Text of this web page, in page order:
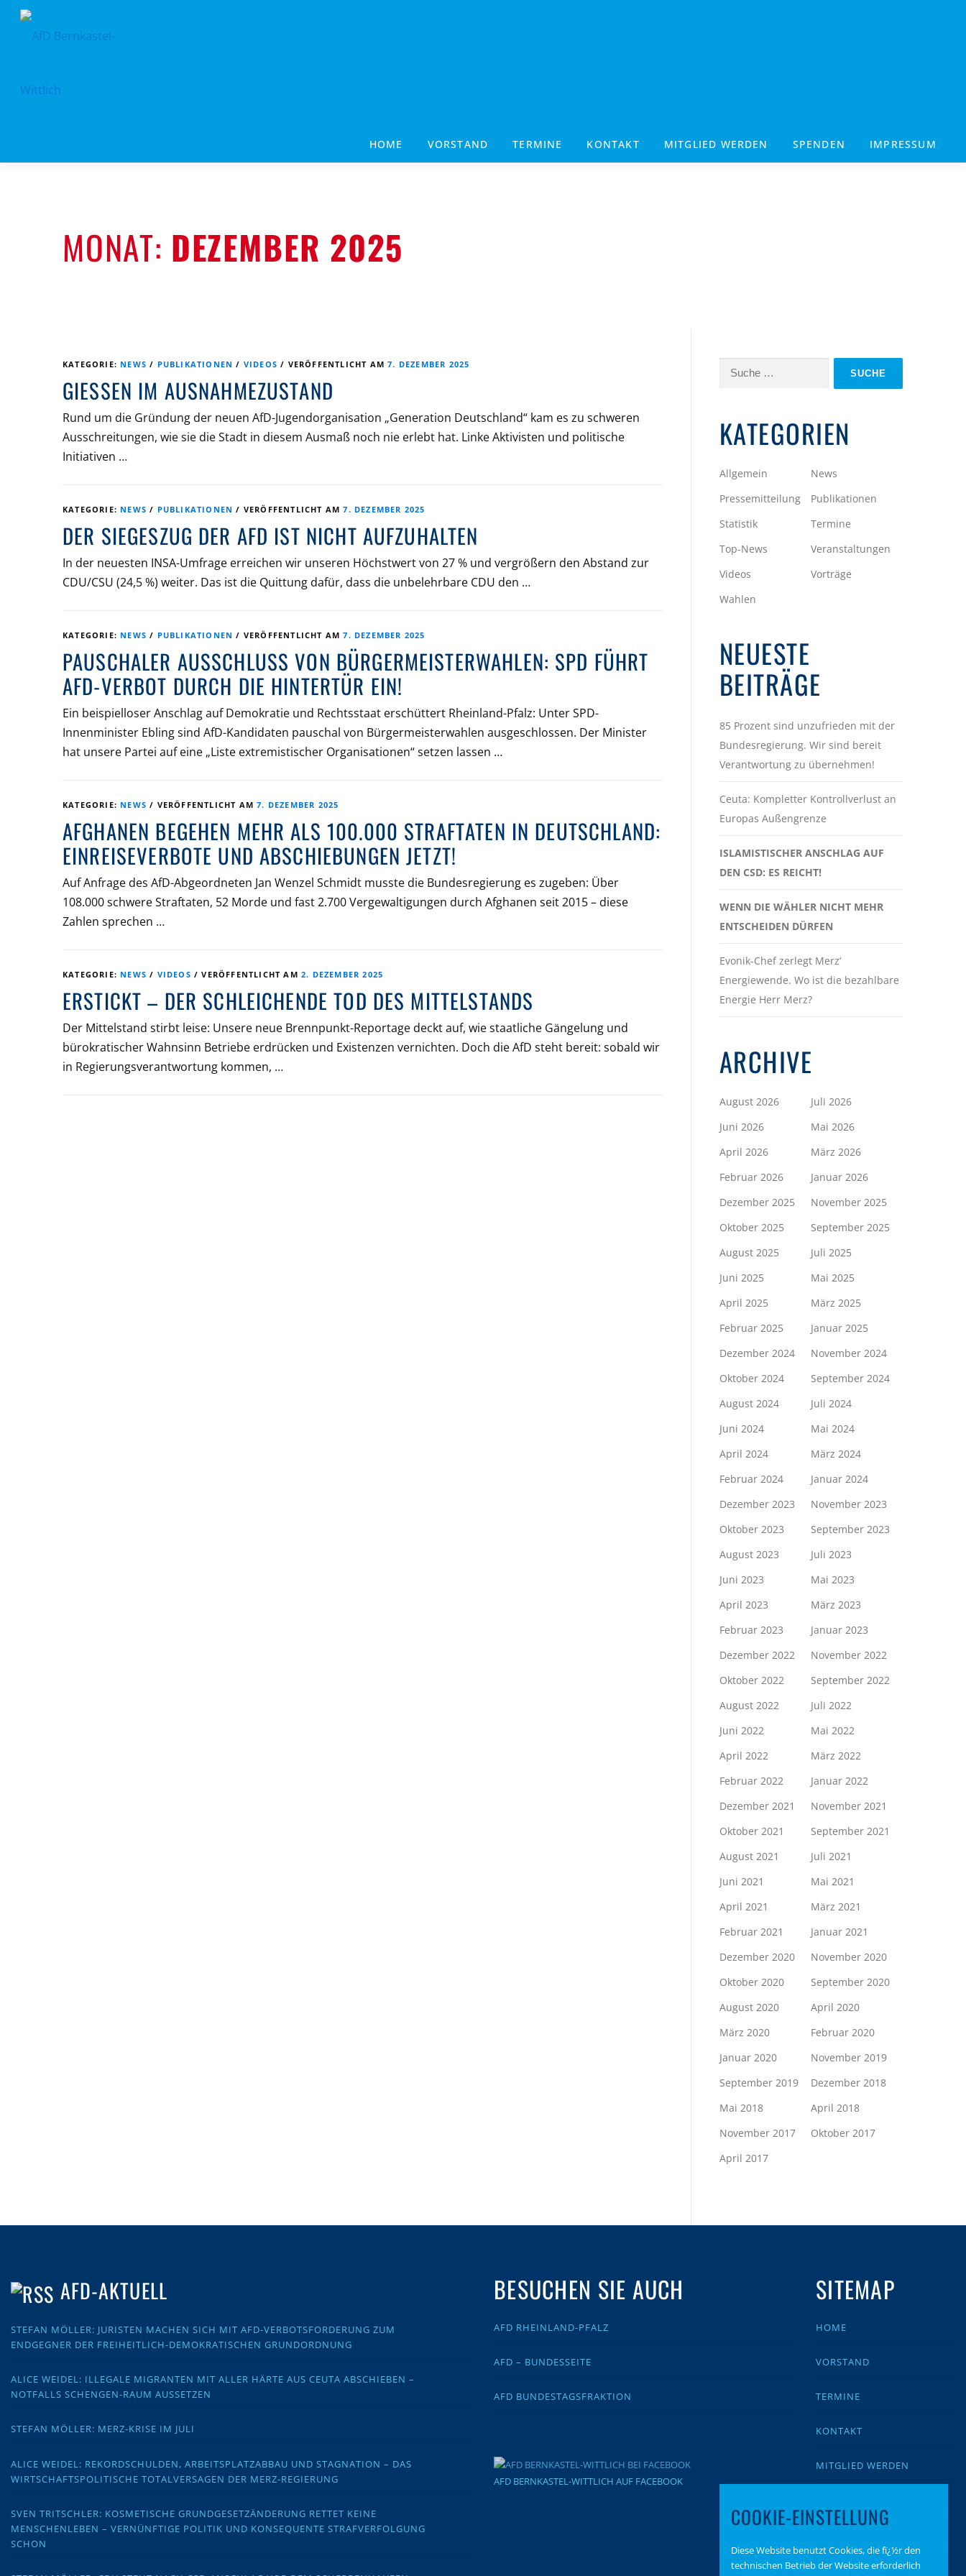
Zum
HOME VORSTAND TERMINE KONTAKT MITGLIED WERDEN SPENDEN IMPRESSUM
MONAT: DEZEMBER 2025
KATEGORIE: NEWS / PUBLIKATIONEN / VIDEOS / VERÖFFENTLICHT AM7. DEZEMBER 2025
GIESSEN IM AUSNAHMEZUSTAND
Rund um die Gründung der neuen AfD-Jugendorganisation „Generation Deutschland“ kam es zu schweren
Ausschreitungen, wie sie die Stadt in diesem Ausmaß noch nie erlebt hat. Linke Aktivisten und politische
Initiativen …
KATEGORIE: NEWS / PUBLIKATIONEN / VERÖFFENTLICHT AM7. DEZEMBER 2025
DER SIEGESZUG DER AFD IST NICHT AUFZUHALTEN
In der neuesten INSA-Umfrage erreichen wir unseren Höchstwert von 27 % und vergrößern den Abstand zur
CDU/CSU (24,5 %) weiter. Das ist die Quittung dafür, dass die unbelehrbare CDU den …
KATEGORIE: NEWS / PUBLIKATIONEN / VERÖFFENTLICHT AM7. DEZEMBER 2025
PAUSCHALER AUSSCHLUSS VON BÜRGERMEISTERWAHLEN: SPD FÜHRT
AFD-VERBOT DURCH DIE HINTERTÜR EIN!
Ein beispielloser Anschlag auf Demokratie und Rechtsstaat erschüttert Rheinland-Pfalz: Unter SPD-
Innenminister Ebling sind AfD-Kandidaten pauschal von Bürgermeisterwahlen ausgeschlossen. Der Minister
hat unsere Partei auf eine „Liste extremistischer Organisationen“ setzen lassen …
KATEGORIE: NEWS / VERÖFFENTLICHT AM7. DEZEMBER 2025
AFGHANEN BEGEHEN MEHR ALS 100.000 STRAFTATEN IN DEUTSCHLAND:
EINREISEVERBOTE UND ABSCHIEBUNGEN JETZT!
Auf Anfrage des AfD-Abgeordneten Jan Wenzel Schmidt musste die Bundesregierung es zugeben: Über
108.000 schwere Straftaten, 52 Morde und fast 2.700 Vergewaltigungen durch Afghanen seit 2015 – diese
Zahlen sprechen …
KATEGORIE: NEWS / VIDEOS /VERÖFFENTLICHT AM2. DEZEMBER 2025
ERSTICKT – DER SCHLEICHENDE TOD DES MITTELSTANDS
Der Mittelstand stirbt leise: Unsere neue Brennpunkt-Reportage deckt auf, wie staatliche Gängelung und
bürokratischer Wahnsinn Betriebe erdrücken und Existenzen vernichten. Doch die AfD steht bereit: sobald wir
in Regierungsverantwortung kommen, …
Suche
KATEGORIEN
Allgemein
News
Pressemitteilung
Publikationen
Statistik
Termine
Top-News
Veranstaltungen
Videos
Vorträge
Wahlen
NEUESTE
BEITRÄGE
85 Prozent sind unzufrieden mit der
Bundesregierung. Wir sind bereit
Verantwortung zu übernehmen!
Ceuta: Kompletter Kontrollverlust an
Europas Außengrenze
ISLAMISTISCHER ANSCHLAG AUF
DEN CSD: ES REICHT!
WENN DIE WÄHLER NICHT MEHR
ENTSCHEIDEN DÜRFEN
Evonik-Chef zerlegt Merz‘
Energiewende. Wo ist die bezahlbare
Energie Herr Merz?
ARCHIVE
August 2026
Juli 2026
Juni 2026
Mai 2026
April 2026
März 2026
Februar 2026
Januar 2026
Dezember 2025
November 2025
Oktober 2025
September 2025
August 2025
Juli 2025
Juni 2025
Mai 2025
April 2025
März 2025
Februar 2025
Januar 2025
Dezember 2024
November 2024
Oktober 2024
September 2024
August 2024
Juli 2024
Juni 2024
Mai 2024
April 2024
März 2024
Februar 2024
Januar 2024
Dezember 2023
November 2023
Oktober 2023
September 2023
August 2023
Juli 2023
Juni 2023
Mai 2023
April 2023
März 2023
Februar 2023
Januar 2023
Dezember 2022
November 2022
Oktober 2022
September 2022
August 2022
Juli 2022
Juni 2022
Mai 2022
April 2022
März 2022
Februar 2022
Januar 2022
Dezember 2021
November 2021
Oktober 2021
September 2021
August 2021
Juli 2021
Juni 2021
Mai 2021
April 2021
März 2021
Februar 2021
Januar 2021
Dezember 2020
November 2020
Oktober 2020
September 2020
August 2020
April 2020
März 2020
Februar 2020
Januar 2020
November 2019
September 2019
Dezember 2018
Mai 2018
April 2018
November 2017
Oktober 2017
April 2017
AFD-AKTUELL
STEFAN MÖLLER: JURISTEN MACHEN SICH MIT AFD-VERBOTSFORDERUNG ZUM
ENDGEGNER DER FREIHEITLICH-DEMOKRATISCHEN GRUNDORDNUNG
ALICE WEIDEL: ILLEGALE MIGRANTEN MIT ALLER HÄRTE AUS CEUTA ABSCHIEBEN –
NOTFALLS SCHENGEN-RAUM AUSSETZEN
STEFAN MÖLLER: MERZ-KRISE IM JULI
ALICE WEIDEL: REKORDSCHULDEN, ARBEITSPLATZABBAU UND STAGNATION – DAS
WIRTSCHAFTSPOLITISCHE TOTALVERSAGEN DER MERZ-REGIERUNG
SVEN TRITSCHLER: KOSMETISCHE GRUNDGESETZÄNDERUNG RETTET KEINE
MENSCHENLEBEN – VERNÜNFTIGE POLITIK UND KONSEQUENTE STRAFVERFOLGUNG
SCHON
BESUCHEN SIE AUCH
AFD RHEINLAND-PFALZ
AFD – BUNDESSEITE
AFD BUNDESTAGSFRAKTION
AFD BERNKASTEL-WITTLICH AUF FACEBOOK
SITEMAP
HOME
VORSTAND
TERMINE
KONTAKT
MITGLIED WERDEN
BEITRAGSARCHIV
COOKIE-EINSTELLUNG
Diese Website benutzt Cookies, die fï¿½r den
technischen Betrieb der Website erforderlich